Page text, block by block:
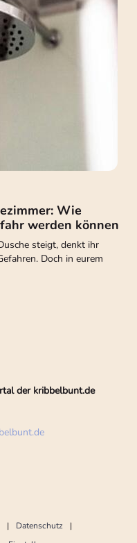
Wie
werden können
steigt, denkt ihr
Doch in eurem
der kribbelbunt.de
Datenschutz